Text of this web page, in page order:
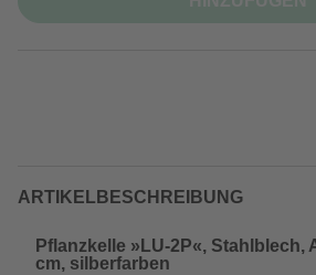
ARTIKELBESCHREIBUNG
Pflanzkelle »LU-2P«, Stahlblech,
cm, silberfarben